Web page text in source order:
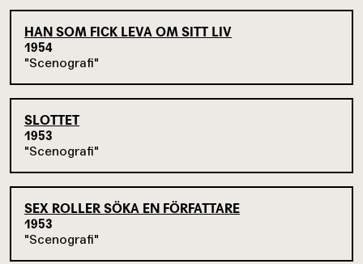
HAN SOM FICK LEVA OM SITT LIV
1954
Scenografi
SLOTTET
1953
Scenografi
SEX ROLLER SÖKA EN FÖRFATTARE
1953
Scenografi